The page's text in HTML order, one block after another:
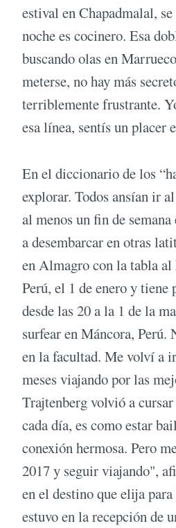
estival en Chapadmalal,
noche es cocinero. Esa
buscando olas en
meterse, no hay más
terriblemente frustrante.
esa línea, sentís un placer
En el diccionario de los
explorar. Todos ansían ir
al menos un fin de
a desembarcar en otras
en Almagro con la tabla al
Perú, el 1 de enero y tiene
desde las 20 a la 1 de la
surfear en Máncora,
en la facultad. Me volví a
meses viajando por las
Trajtenberg volvió a
cada día, es como estar
conexión hermosa. Pero
2017 y seguir viajando",
en el destino que elija
estuvo en la recepción de